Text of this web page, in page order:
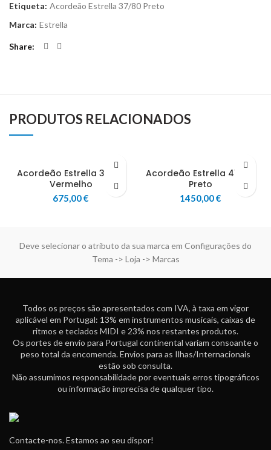
Etiqueta: Acordeão Estrella 37/80 Preto
Marca: Estrella
Share
PRODUTOS RELACIONADOS
Acordeão Estrella 30/32
Vermelho
675,00€
Acordeão Estrella 41/120
Preto
1450,00€
Deve selecionar o atributo da sua marca em Configurações do
Tema -> Loja -> Marcas
Todos os preços são apresentados com IVA, à taxa em vigor
aplicável em Portugal: 13% em instrumentos musicais, caixas de
ritmos e teclados MIDI e 23% nos restantes produtos.
Os portes de envio para Portugal continental variam consoante o
peso total da encomenda. Envios para as Ilhas/Internacionais
estão sob consulta.
Não assumimos responsabilidade por eventuais erros tipográficos
ou informação imprecisa de qualquer tipo.
Contacte-nos. Estamos ao seu dispor!